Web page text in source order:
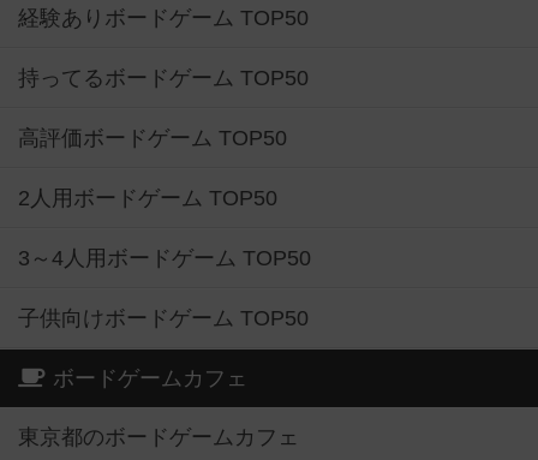
経験ありボードゲーム TOP50
持ってるボードゲーム TOP50
高評価ボードゲーム TOP50
2人用ボードゲーム TOP50
3～4人用ボードゲーム TOP50
子供向けボードゲーム TOP50
ボードゲームカフェ
東京都のボードゲームカフェ